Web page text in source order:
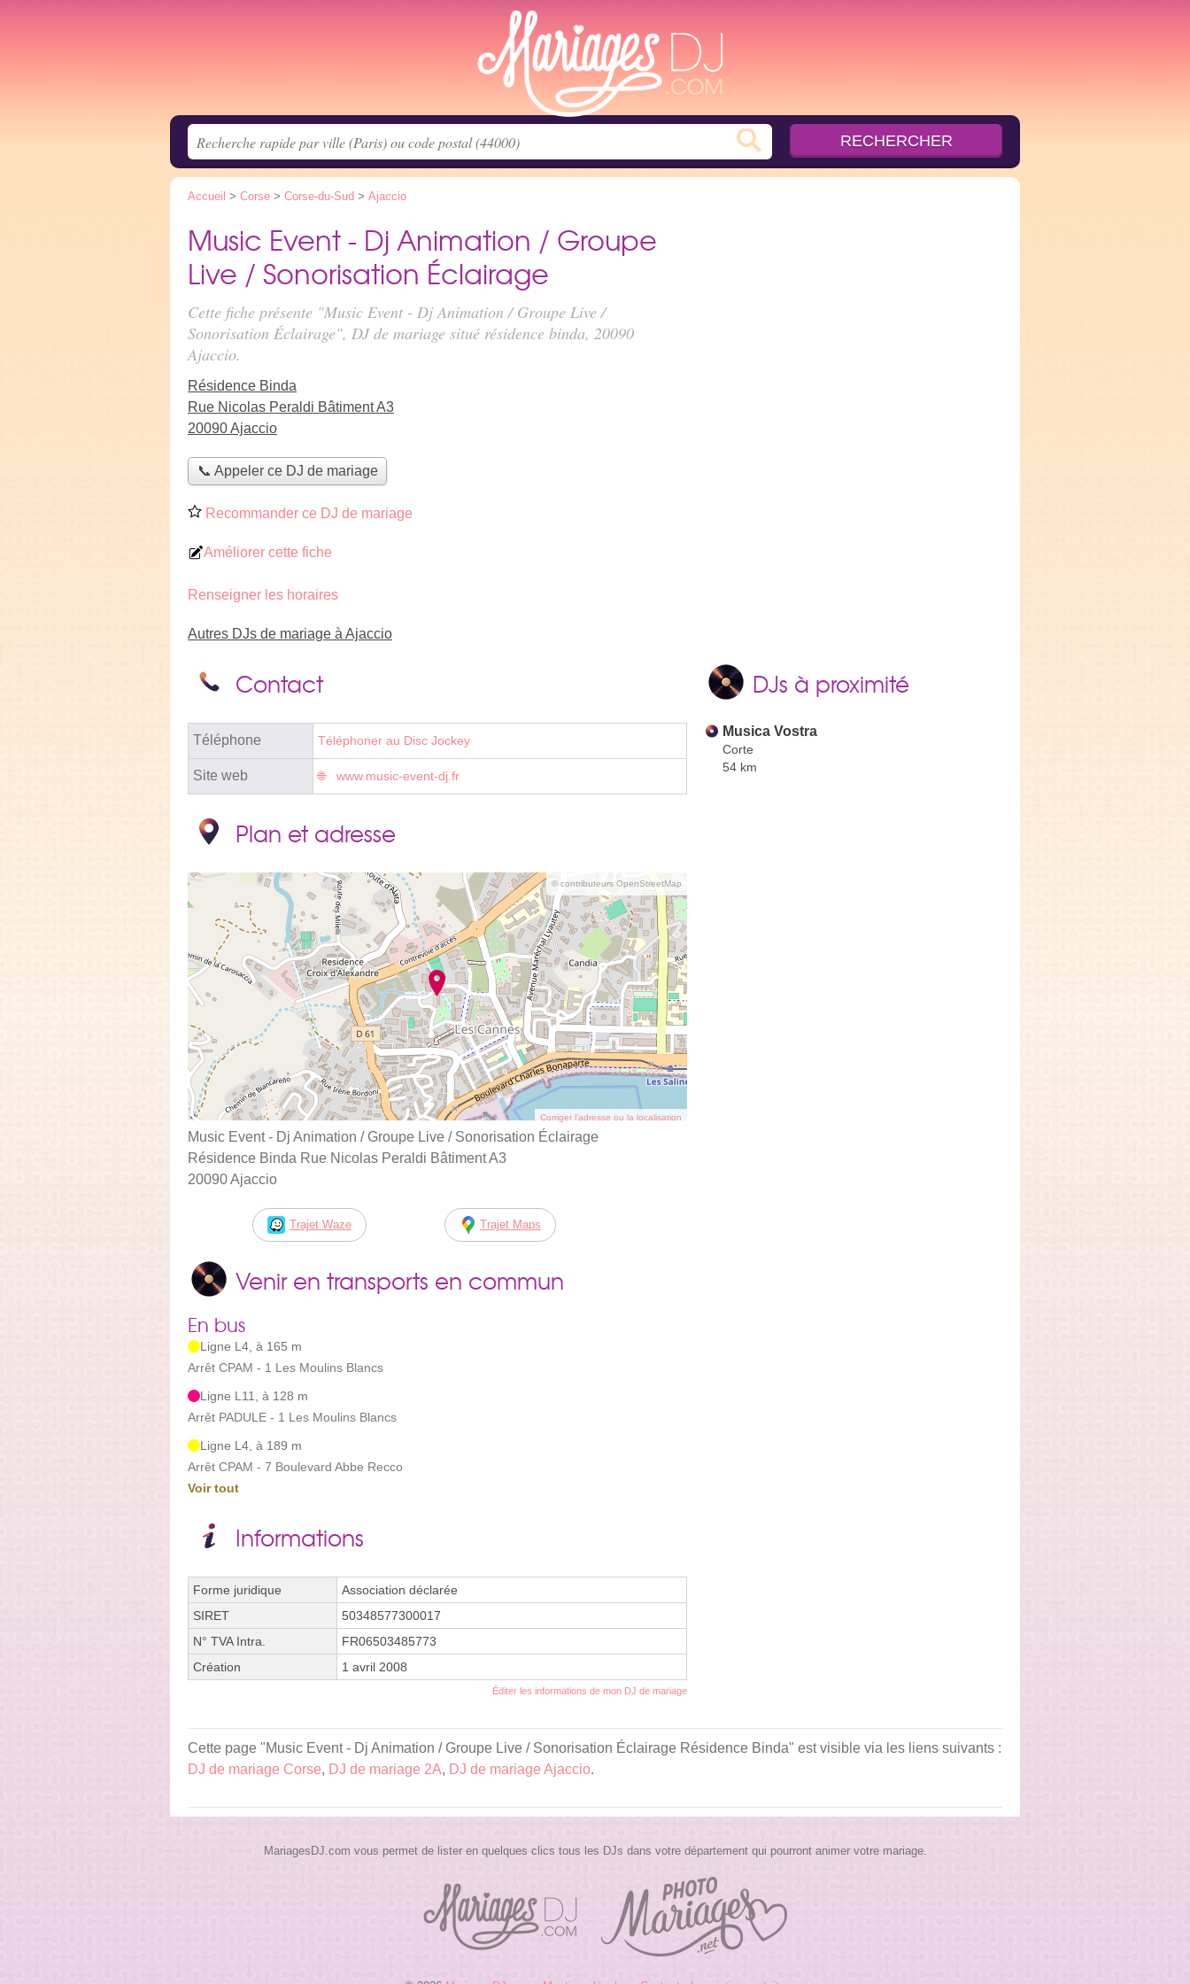
Accueil > Corse > Corse-du-Sud > Ajaccio
Music Event - Dj Animation / Groupe
Live / Sonorisation Éclairage
Cette fiche présente "Music Event - Dj Animation / Groupe Live /
Sonorisation Éclairage", DJ de mariage situé résidence binda, 20090
Ajaccio.
Résidence Binda
Rue Nicolas Peraldi Bâtiment A3
20090 Ajaccio
📞 Appeler ce DJ de mariage
Recommander ce DJ de mariage
Améliorer cette fiche
Renseigner les horaires
Autres DJs de mariage à Ajaccio
Contact
Téléphone Téléphoner au Disc Jockey
Site web www.music-event-dj.fr
Plan et adresse
© contributeurs OpenStreetMap
Corriger l’adresse ou la localisation
Music Event - Dj Animation / Groupe Live / Sonorisation Éclairage
Résidence Binda Rue Nicolas Peraldi Bâtiment A3
20090 Ajaccio
Trajet Waze Trajet Maps
Venir en transports en commun
En bus
Ligne L4, à 165 m
Arrêt CPAM - 1 Les Moulins Blancs
Ligne L11, à 128 m
Arrêt PADULE - 1 Les Moulins Blancs
Ligne L4, à 189 m
Arrêt CPAM - 7 Boulevard Abbe Recco
Voir tout
Informations
Forme juridique
Association déclarée
SIRET
50348577300017
N° TVA Intra.
FR06503485773
Création
1 avril 2008
Éditer les informations de mon DJ de mariage
DJs à proximité
Musica Vostra
Corte
54 km
Cette page "Music Event - Dj Animation / Groupe Live / Sonorisation Éclairage Résidence Binda" est visible via les liens suivants :
DJ de mariage Corse, DJ de mariage 2A, DJ de mariage Ajaccio.
MariagesDJ.com vous permet de lister en quelques clics tous les DJs dans votre département qui pourront animer votre mariage.